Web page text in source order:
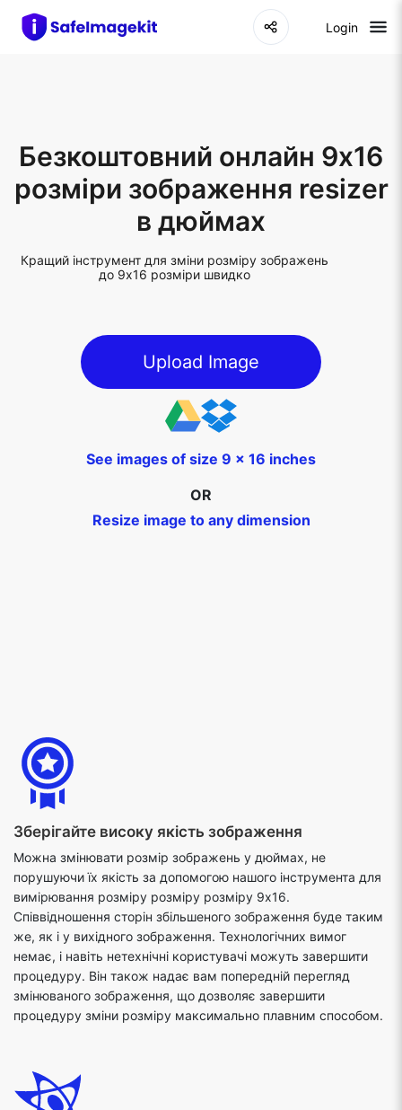
Login
Безкоштовний онлайн 9x16
розміри зображення resizer
в дюймах
Кращий інструмент для зміни розміру зображень
до 9x16 розміри швидко
Upload Image
See images of size 9 x 16 inches
OR
Resize image to any dimension
Зберігайте високу якість зображення
Можна змінювати розмір зображень у дюймах, не
порушуючи їх якість за допомогою нашого інструмента для
вимірювання розміру розміру розміру 9x16.
Співвідношення сторін збільшеного зображення буде таким
же, як і у вихідного зображення. Технологічних вимог
немає, і навіть нетехнічні користувачі можуть завершити
процедуру. Він також надає вам попередній перегляд
змінюваного зображення, що дозволяє завершити
процедуру зміни розміру максимально плавним способом.